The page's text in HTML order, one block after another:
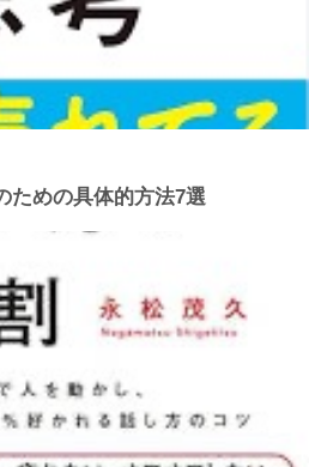
ための具体的方法7選